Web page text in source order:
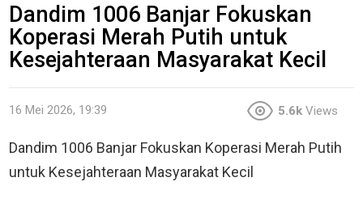
Dandim 1006 Banjar Fokuskan
Koperasi Merah Putih untuk
Kesejahteraan Masyarakat Kecil
16 Mei 2026, 19:39 5.6k Views
Dandim 1006 Banjar Fokuskan Koperasi Merah Putih
untuk Kesejahteraan Masyarakat Kecil